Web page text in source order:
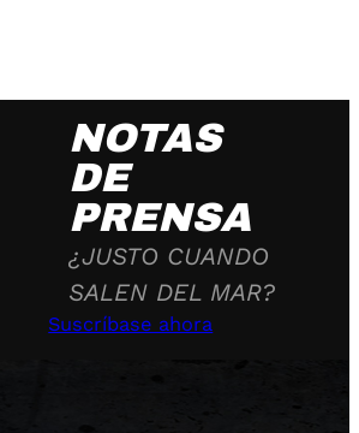
NOTAS
DE
PRENSA
¿JUSTO CUANDO
SALEN DEL MAR?
Suscríbase ahora